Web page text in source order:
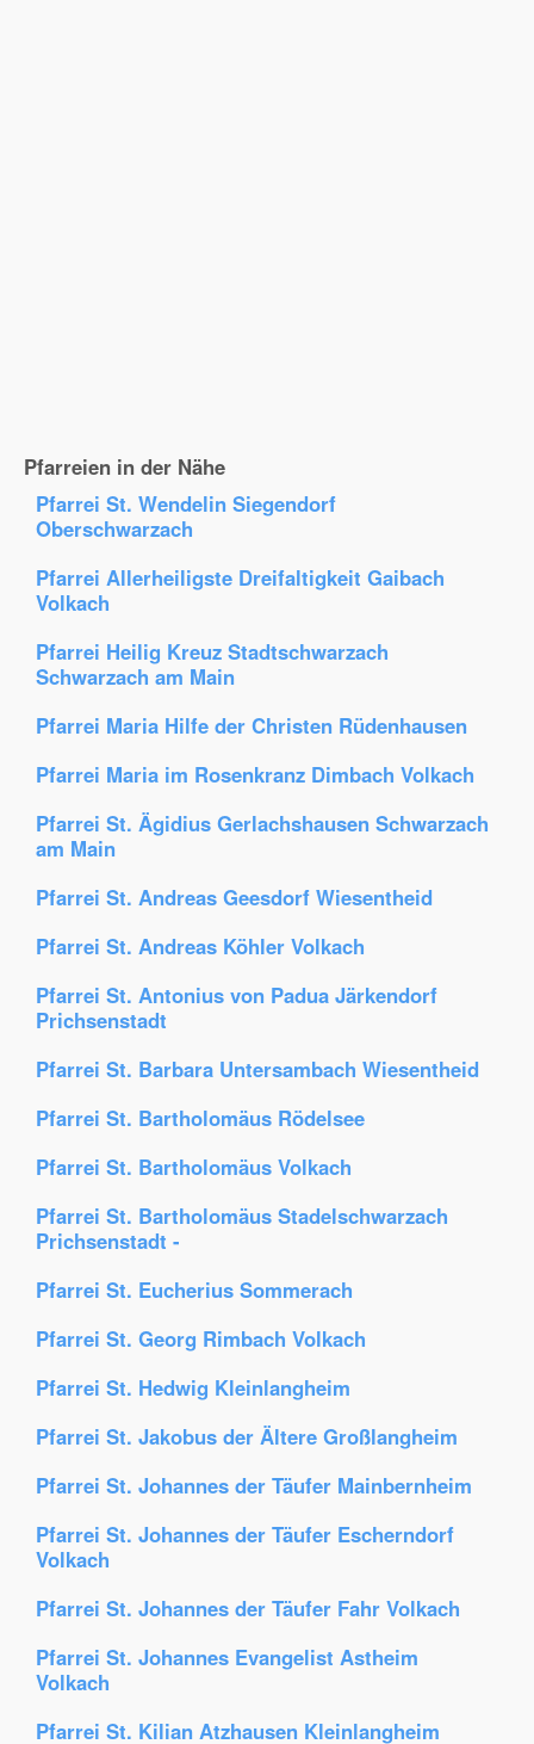
Pfarreien in der Nähe
Pfarrei St. Wendelin Siegendorf
Oberschwarzach
Pfarrei Allerheiligste Dreifaltigkeit Gaibach
Volkach
Pfarrei Heilig Kreuz Stadtschwarzach
Schwarzach am Main
Pfarrei Maria Hilfe der Christen Rüdenhausen
Pfarrei Maria im Rosenkranz Dimbach Volkach
Pfarrei St. Ägidius Gerlachshausen Schwarzach
am Main
Pfarrei St. Andreas Geesdorf Wiesentheid
Pfarrei St. Andreas Köhler Volkach
Pfarrei St. Antonius von Padua Järkendorf
Prichsenstadt
Pfarrei St. Barbara Untersambach Wiesentheid
Pfarrei St. Bartholomäus Rödelsee
Pfarrei St. Bartholomäus Volkach
Pfarrei St. Bartholomäus Stadelschwarzach
Prichsenstadt -
Pfarrei St. Eucherius Sommerach
Pfarrei St. Georg Rimbach Volkach
Pfarrei St. Hedwig Kleinlangheim
Pfarrei St. Jakobus der Ältere Großlangheim
Pfarrei St. Johannes der Täufer Mainbernheim
Pfarrei St. Johannes der Täufer Escherndorf
Volkach
Pfarrei St. Johannes der Täufer Fahr Volkach
Pfarrei St. Johannes Evangelist Astheim
Volkach
Pfarrei St. Kilian Atzhausen Kleinlangheim